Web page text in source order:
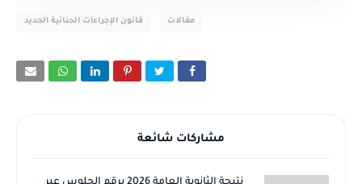
قانون الإجراءات الجنائية الجديد مقالات
مشاركات شائعة